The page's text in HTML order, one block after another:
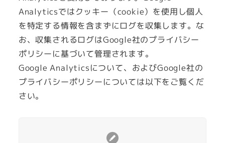
Analyticsではクッキー（cookie）を使用し個人
を特定する情報を含まずにログを収集します。な
お、収集されるログはGoogle社のプライバシー
ポリシーに基づいて管理されます。
Google Analyticsについて、およびGoogle社の
プライバシーポリシーについては以下をご覧くだ
さい。